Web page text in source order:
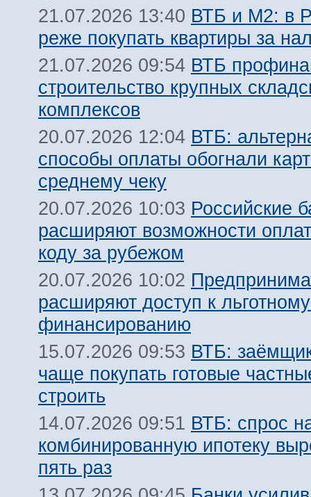
21.07.2026 13:40 ВТБ и М2: в
реже покупать квартиры за
21.07.2026 09:54 ВТБ
строительство крупных
комплексов
20.07.2026 12:04 ВТБ:
способы оплаты обогнали
среднему чеку
20.07.2026 10:03 Российские
расширяют возможности
коду за рубежом
20.07.2026 10:02
расширяют доступ к
финансированию
15.07.2026 09:53 ВТБ:
чаще покупать готовые
строить
14.07.2026 09:51 ВТБ: спрос
комбинированную ипотеку
пять раз